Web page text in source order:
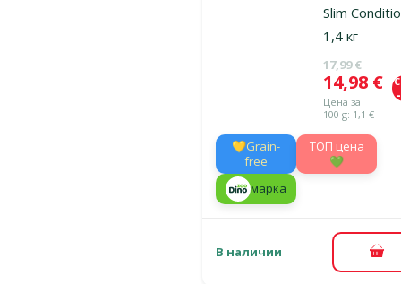
Slim
1,4 кг
Исходная
17,99 €
Цена
14,98 €
Цена за
100 g: 1,1 €
💛Grain-
free
TOП цена
💚
марка
В наличии В